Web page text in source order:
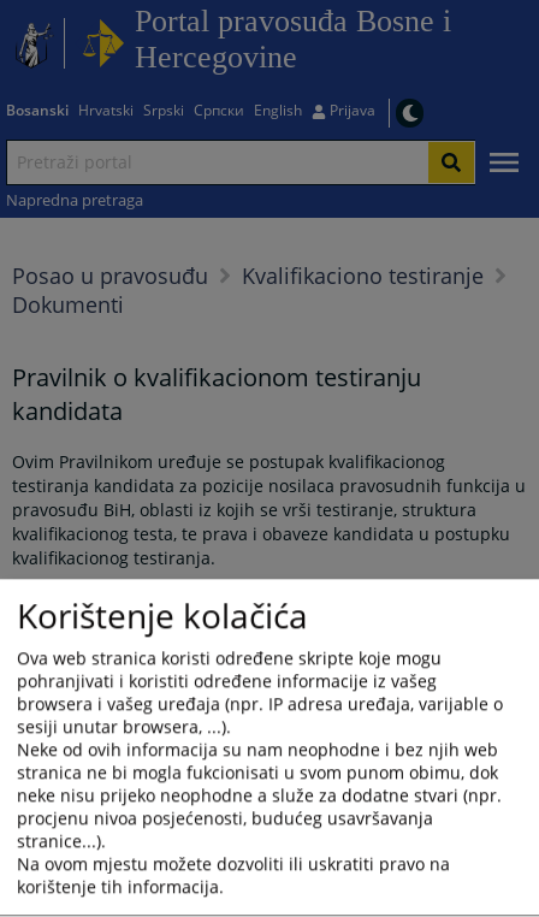
Portal pravosuđa Bosne i
Hercegovine
Bosanski Hrvatski Srpski Српски English Prijava
Napredna pretraga
Posao u pravosuđu
Kvalifikaciono testiranje
Dokumenti
Pravilnik o kvalifikacionom testiranju
kandidata
Ovim Pravilnikom uređuje se postupak kvalifikacionog
testiranja kandidata za pozicije nosilaca pravosudnih funkcija u
pravosuđu BiH, oblasti iz kojih se vrši testiranje, struktura
kvalifikacionog testa, te prava i obaveze kandidata u postupku
kvalifikacionog testiranja.
Prikazana vijest je na: Bosanski jezik
Prateći dokumenti
Pravilnik o kvalifikacijskom testiranju kandidata
Pravilnik o izmjenama i dopunama pravilnika o
kvalifikacionom testiranju kandidata
Pravilnik o Izmjeni pravilnika o kvalifikacionom
testiranju Sl.gl BiH 48-16
Pravilnik o izmjenama i dopunama pravilnika o
kvalifikacionom testiranju februar2018
Sluzbeni glasnik
Korištenje kolačića
Ova web stranica koristi određene skripte koje mogu
pohranjivati i koristiti određene informacije iz vašeg
browsera i vašeg uređaja (npr. IP adresa uređaja, varijable o
sesiji unutar browsera, ...).
Neke od ovih informacija su nam neophodne i bez njih web
stranica ne bi mogla fukcionisati u svom punom obimu, dok
neke nisu prijeko neophodne a služe za dodatne stvari (npr.
procjenu nivoa posjećenosti, budućeg usavršavanja
stranice...).
Na ovom mjestu možete dozvoliti ili uskratiti pravo na
korištenje tih informacija.